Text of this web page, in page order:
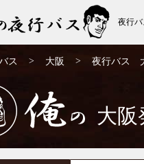
夜行バ
ス > 大阪 > 夜行バス
大